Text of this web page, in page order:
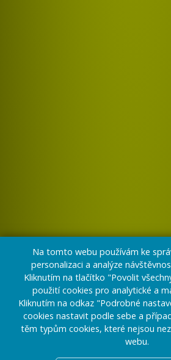
Na tomto webu používám ke
personalizaci a analýze
Kliknutím na tlačítko "Povolit
použití cookies pro analytické a
Kliknutím na odkaz "Podrobné
cookies nastavit podle sebe a
těm typům cookies, které nejsou
webu.